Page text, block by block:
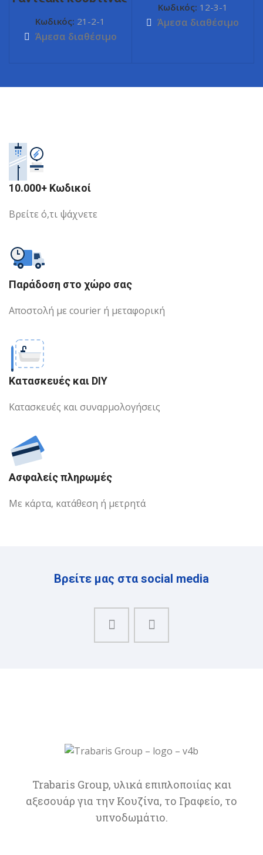
Κωδικός: 21-2-1
Άμεσα διαθέσιμο
Κωδικός: 12-3-1
Άμεσα διαθέσιμο
10.000+ Κωδικοί
Βρείτε ό,τι ψάχνετε
Παράδοση στο χώρο σας
Αποστολή με courier ή μεταφορική
Κατασκευές και DIY
Κατασκευές και συναρμολογήσεις
Ασφαλείς πληρωμές
Με κάρτα, κατάθεση ή μετρητά
Βρείτε μας στα social media
Trabaris Group, υλικά επιπλοποιίας και
αξεσουάρ για την Κουζίνα, το Γραφείο, το
υπνοδωμάτιο.